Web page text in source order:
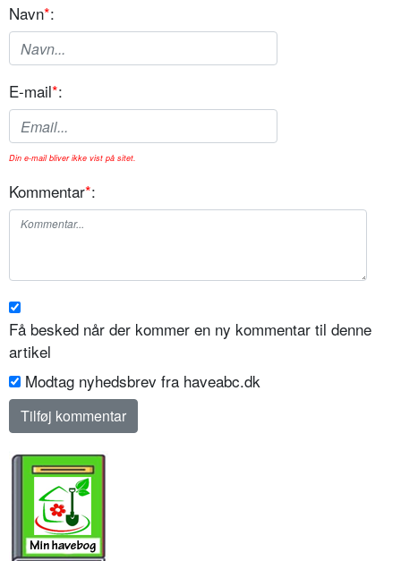
Navn*:
E-mail*:
Din e-mail bliver ikke vist på sitet.
Kommentar*:
Få besked når der kommer en ny kommentar til denne
artikel
Modtag nyhedsbrev fra haveabc.dk